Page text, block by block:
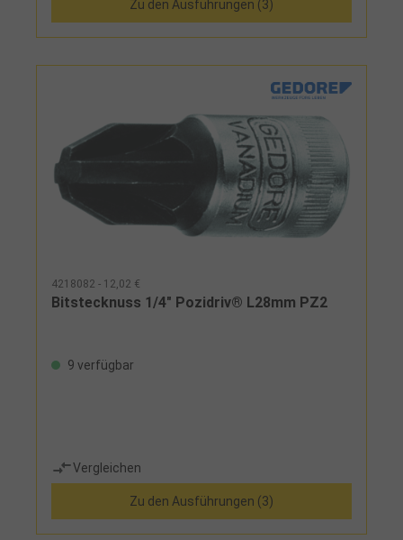
Zu den Ausführungen (3)
4218082 - 12,02 €
Bitstecknuss 1/4" Pozidriv® L28mm PZ2
9 verfügbar
Vergleichen
Zu den Ausführungen (3)